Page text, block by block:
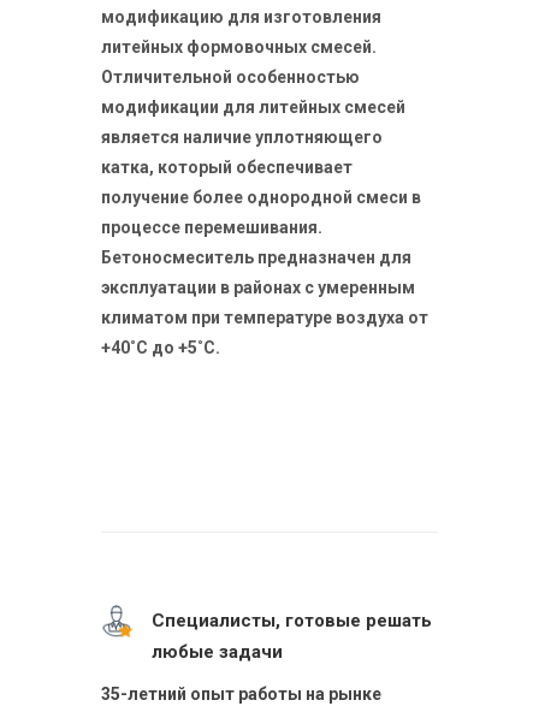
модификацию для изготовления
литейных формовочных смесей.
Отличительной особенностью
модификации для литейных смесей
является наличие уплотняющего
катка, который обеспечивает
получение более однородной смеси в
процессе перемешивания.
Бетоносмеситель предназначен для
эксплуатации в районах с умеренным
климатом при температуре воздуха от
+40˚С до +5˚С.
Специалисты, готовые решать
любые задачи
35-летний опыт работы на рынке